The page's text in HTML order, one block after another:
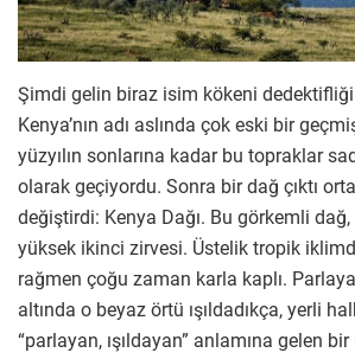
Şimdi gelin biraz isim kökeni dedektifliği
Kenya’nın adı aslında çok eski bir
yüzyılın sonlarına kadar bu topraklar
olarak geçiyordu. Sonra bir dağ çıktı
değiştirdi: Kenya Dağı. Bu görkemli dağ,
yüksek ikinci zirvesi. Üstelik tropik
rağmen çoğu zaman karla kaplı.
altında o beyaz örtü ışıldadıkça, yerli
“parlayan, ışıldayan” anlamına gelen